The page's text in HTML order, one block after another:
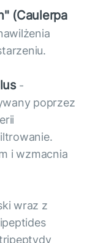
(Caulerpa
-
poprzez
i wzmacnia
wraz z